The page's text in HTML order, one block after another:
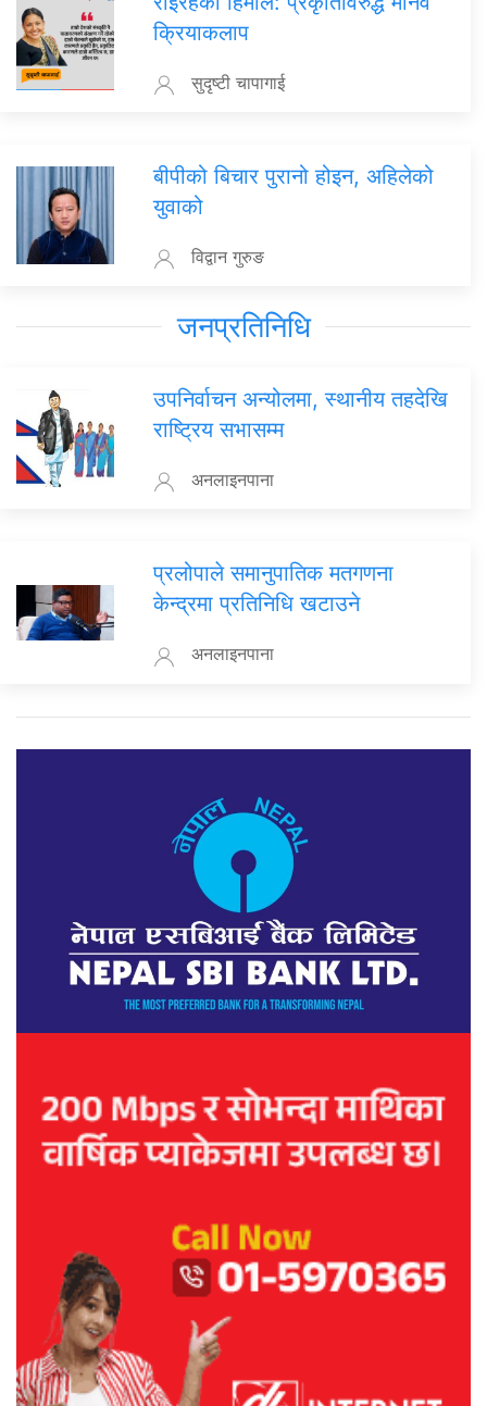
क्रियाकलाप
सुदृष्टी चापागाई
बीपीको बिचार पुरानो होइन, अहिलेको
युवाको
विद्वान गुरुङ
जनप्रतिनिधि
उपनिर्वाचन अन्योलमा, स्थानीय तहदेखि
राष्ट्रिय सभासम्म
अनलाइनपाना
प्रलोपाले समानुपातिक मतगणना
केन्द्रमा प्रतिनिधि खटाउने
अनलाइनपाना